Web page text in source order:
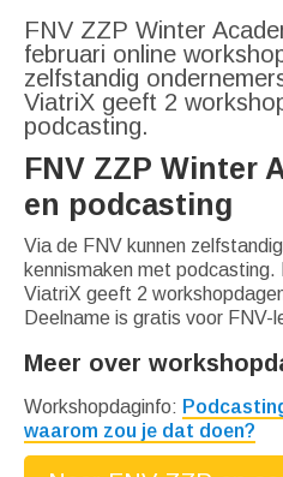
FNV ZZP Winter
februari online
zelfstandig
ViatriX geeft 2
podcasting.
FNV ZZP Winter
en podcasting
Via de FNV kunnen
kennismaken met podcasting.
ViatriX geeft 2
Deelname is gratis voor FNV-
Meer over
Workshopdaginfo:
waarom zou je dat doen?